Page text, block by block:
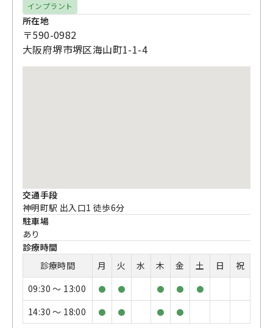
インプラント
所在地
〒590-0982
大阪府堺市堺区海山町1-1-4
交通手段
神明町駅 出入口1 徒歩6分
駐車場
あり
診療時間
診療時間
月 火 水 木 金 土 日
祝
09:30 〜 13:00
● ● ● ● ●
14:30 〜 18:00 ● ● ● ●